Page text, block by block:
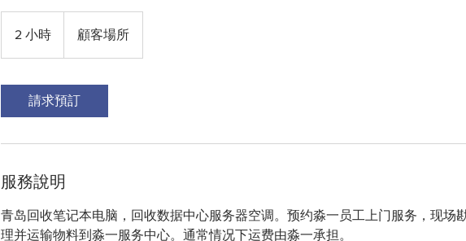
2 小時 顧客場所
請求預訂
服務說明
青岛回收笔记本电脑，回收数据中心服务器空调。预约淼一员工上门服务，现场
理并运输物料到淼一服务中心。通常情况下运费由淼一承担。